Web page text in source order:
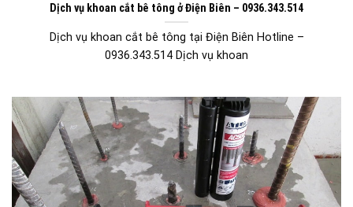
Dịch vụ khoan cắt bê tông ở Điện Biên – 0936.343.514
Dịch vụ khoan cắt bê tông tại Điện Biên Hotline –
0936.343.514 Dịch vụ khoan